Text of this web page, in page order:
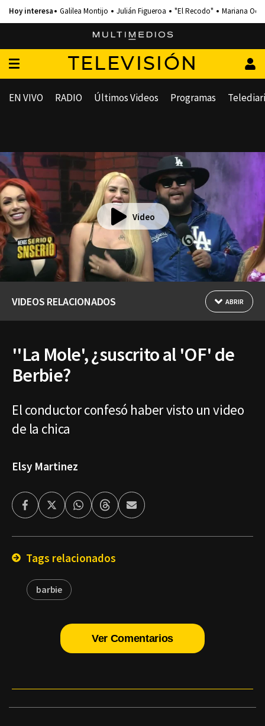
Galilea Montijo Julián Figueroa "El Recodo" Mariana
TELEVISIÓN
EN VIVO RADIO Últimos Videos Programas
Video
VIDEOS RELACIONADOS ABRIR
''La Mole', ¿suscrito al 'OF' de
Berbie?
El conductor confesó haber visto un video
de la chica
Elsy Martinez
FacebookTwitterWhatsappThreadsEnviar
por
Tags relacionados
barbie
Ver Comentarios